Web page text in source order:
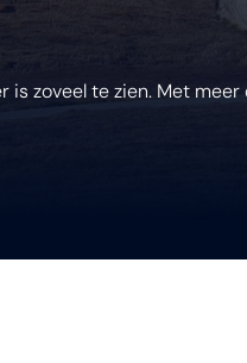
zoveel te zien. Met